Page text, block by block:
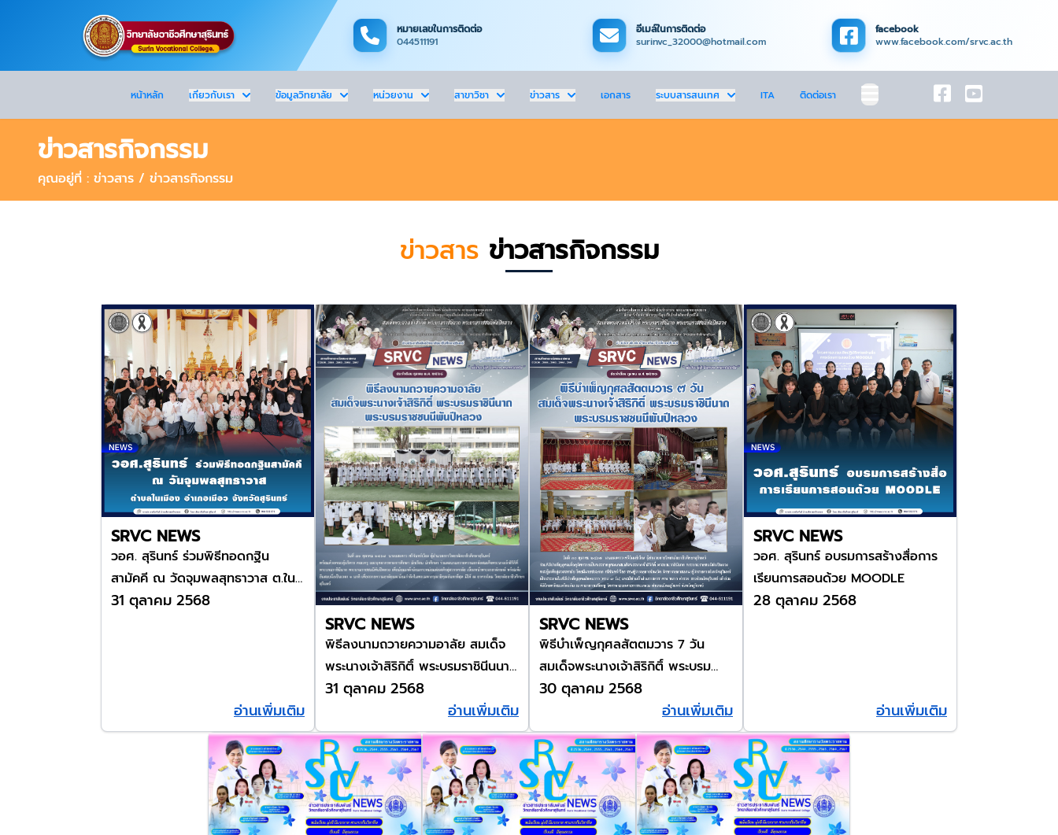
หมายเลขในการติดต่อ
044511191
อีเมล์ในการติดต่อ
surinvc_32000@hotmail.com
facebook
www.facebook.com/srvc.ac.th
หน้าหลัก เกี่ยวกับเรา ข้อมูลวิทยาลัย หน่วยงาน สาขาวิชา ข่าวสาร เอกสาร ระบบสารสนเทศ ITA ติดต่อเรา
ข่าวสารกิจกรรม
คุณอยู่ที่ : ข่าวสาร / ข่าวสารกิจกรรม
ข่าวสาร ข่าวสารกิจกรรม
SRVC NEWS
วอศ. สุรินทร์ ร่วมพิธีทอดกฐิน
สามัคคี ณ วัดจุมพลสุทธาวาส ต.ใน
เมือง อ.เมือง จ.สุรินทร์
31 ตุลาคม 2568
อ่านเพิ่มเติม
SRVC NEWS
พิธีลงนามถวายความอาลัย สมเด็จ
พระนางเจ้าสิริกิติ์ พระบรมราชินีนนาถ
พระบรมราชชนนีพันปีหลวง
31 ตุลาคม 2568
อ่านเพิ่มเติม
SRVC NEWS
พิธีบำเพ็ญกุศลสัตตมวาร 7 วัน
สมเด็จพระนางเจ้าสิริกิติ์ พระบรม
ราชินีนาถ พระบรมราชชนีพันปีหลวง
30 ตุลาคม 2568
อ่านเพิ่มเติม
SRVC NEWS
วอศ. สุรินทร์ อบรมการสร้างสื่อการ
เรียนการสอนด้วย MOODLE
28 ตุลาคม 2568
อ่านเพิ่มเติม